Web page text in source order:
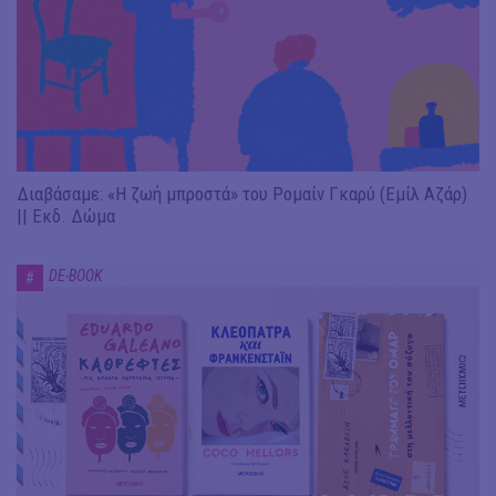
Διαβάσαμε: «Η ζωή μπροστά» του Ρομαίν Γκαρύ (Εμίλ Αζάρ)
|| Εκδ. Δώμα
# DE-BOOK